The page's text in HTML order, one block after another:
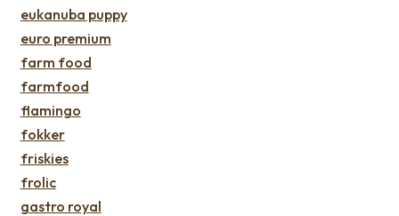
eukanuba puppy
euro premium
farm food
farmfood
flamingo
fokker
friskies
frolic
gastro royal